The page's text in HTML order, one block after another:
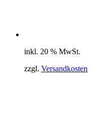
inkl. 20 % MwSt.
zzgl. Versandkosten